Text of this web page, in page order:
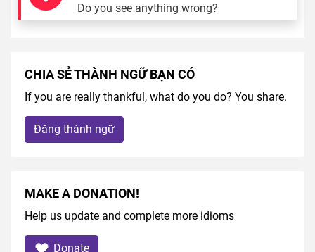
Do you see anything wrong?
CHIA SẺ THÀNH NGỮ BẠN CÓ
If you are really thankful, what do you do? You share.
Đăng thành ngữ
MAKE A DONATION!
Help us update and complete more idioms
Donate